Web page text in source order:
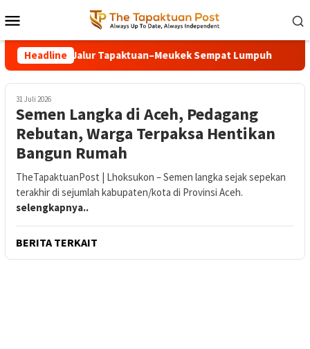
ke
kontenMobile
Headline
Sempat Lumpuh Pemkab Aceh Selatan Terima
31 Juli 2026
Semen Langka di Aceh, Pedagang
Rebutan, Warga Terpaksa Hentikan
Bangun Rumah
TheTapaktuanPost | Lhoksukon – Semen langka sejak sepekan
terakhir di sejumlah kabupaten/kota di Provinsi Aceh.
selengkapnya..
BERITA TERKAIT